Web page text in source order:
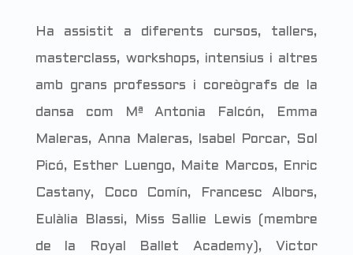
Ha assistit a diferents cursos, tallers,
masterclass, workshops, intensius i altres
amb grans professors i coreògrafs de la
dansa com Mª Antonia Falcón, Emma
Maleras, Anna Maleras, Isabel Porcar, Sol
Picó, Esther Luengo, Maite Marcos, Enric
Castany, Coco Comín, Francesc Albors,
Eulàlia Blassi, Miss Sallie Lewis (membre
de la Royal Ballet Academy), Victor